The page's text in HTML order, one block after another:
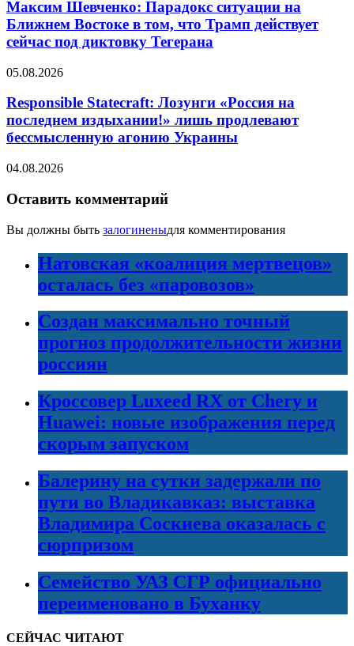
Максим Шевченко: Парадокс ситуации на
Ближнем Востоке в том, что Трамп действует
сейчас под диктовку Тегерана
05.08.2026
Responsible Statecraft: Лозунги «Россия на
последнем издыхании!» лишь продлевают
бессмысленную агонию Украины
04.08.2026
Оставить комментарий
Вы должны быть залогиненыдля комментирования
Натовская «коалиция мертвецов»
осталась без «паровозов»
Создан максимально точный
прогноз продолжительности жизни
россиян
Кроссовер Luxeed RX от Chery и
Huawei: новые изображения перед
скорым запуском
Балерину на сутки задержали по
пути во Владикавказ: выставка
Владимира Соскиева оказалась с
сюрпризом
Семейство УАЗ СГР официально
переименовано в Буханку
СЕЙЧАС ЧИТАЮТ